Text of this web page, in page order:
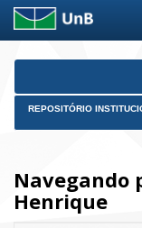
Skip
REPOSITÓRIO
Navegando
Henrique